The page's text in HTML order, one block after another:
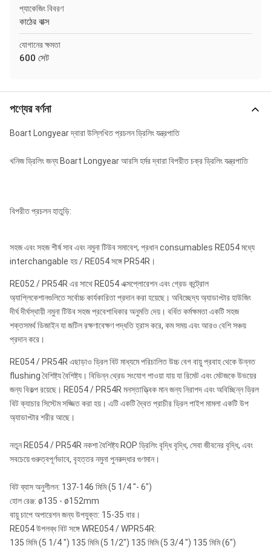
প্যাকেজিং বিবরণ
কাঠের বাক্স
যোগানের ক্ষমতা
600 সেট
পণ্যের বর্ণনা
Boart Longyear দ্বারা উল্লিখিত প্রচলন ড্রিলিং যন্ত্রপাতি
খনিজ ড্রিলিং জন্য Boart Longyear আরসি হর্মর দ্বারা বিপরীত চক্র ড্রিলিং যন্ত্রপাতি
বিপরীত প্রচলন হাতুড়ি:
সহজ এবং সহজ শীর্ষ সাব এবং নমুনা টিউব সমাবেশ, প্রধান consumables RE054 মধ্যে
interchangable হয় / RE054 সঙ্গে PR54R।
RE052 / PR54R এর সাথে RE054 এক্সপ্লোরেশন এবং গ্রেড কন্ট্রোল
অ্যাপ্লিকেশানগুলিতে সর্বোচ্চ কার্যকারিতা প্রদান করা হয়েছে। অবিচ্ছেদ্য অ্যাডাপ্টার হাউজিং
দীর্ঘ দীর্ঘস্থায়ী নমুনা টিউব সহজ প্রবেশাধিকার অনুমতি দেয়। বর্ধিত কর্মক্ষমতা একটি সহজ
শক্তসমর্থ ডিজাইন যা জটিল রক্ষণাবেক্ষণ পদ্ধতি হ্রাস করে, কম সময় এবং আরও বেশি সঞ্চয়
প্রদান করে।
RE054 / PR54R এছাড়াও ড্রিল বিট মাধ্যমে পরিচালিত উচ্চ বেগ বায়ু প্রবাহ থেকে উন্নত
flushing বৈশিষ্ট্য বৈশিষ্ট্য। বিভিন্ন থ্রেড সংযোগ পাওয়া যায় যা রিমেট এবং মেটজকে উভয়ের
জন্য বিকল্প রয়েছে। RE054 / PR54R মনস্তাত্ত্বিক মান জন্য নিরাপদ এবং অবিচ্ছিন্ন ড্রিল
বিট ক্যাচার সিস্টেম সজ্জিত করা হয়। এটি একটি দ্বৈত প্রাচীর ড্রিল পাইপ মামলা একটি উপ
অ্যাডাপ্টার শরীর আছে।
নতুন RE054 / PR54R নকশা বৈশিষ্ট্য ROP ড্রিলিং বৃদ্ধি বৃদ্ধি, সেবা জীবনের বৃদ্ধি, এবং
সবচেয়ে গুরুত্বপূর্ণভাবে, বৃহত্তর নমুনা পুনরুদ্ধার গুণমান।
বিট ব্যাস অনুশীলন: 137-146 মিমি (5 1/4 "- 6")
হোল রেঞ্জ: ø135 - ø152mm
বায়ু চাপে অপারেশন জন্য উপযুক্ত: 15-35 বার।
RE054 উপলব্ধ বিট সঙ্গে WRE054 / WPR54R:
135 মিমি (5 1/4 ") 135 মিমি (5 1/2") 135 মিমি (5 3/4 ") 135 মিমি (6")